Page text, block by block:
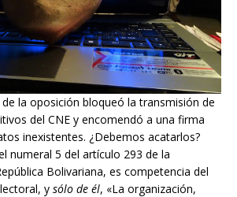
la oposición bloqueó la transmisión de
del CNE y encomendó a una firma
inexistentes. ¿Debemos acatarlos?
numeral 5 del artículo 293 de la
Bolivariana, es competencia del
y sólo de él, «La organización,